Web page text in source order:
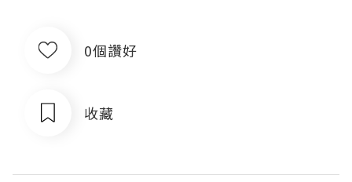
0個讚好
收藏